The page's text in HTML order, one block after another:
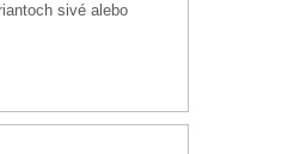
sivé alebo